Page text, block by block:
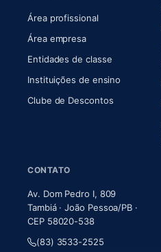
Área profissional
Área empresa
Entidades de classe
Instituições de ensino
Clube de Descontos
CONTATO
Av. Dom Pedro I, 809
Tambiá · João Pessoa/PB ·
CEP 58020-538
(83) 3533-2525